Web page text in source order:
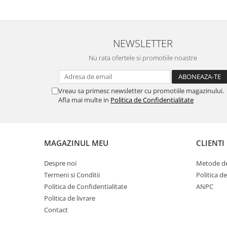
NEWSLETTER
Nu rata ofertele si promotiile noastre
Vreau sa primesc newsletter cu promotiile magazinului.
Afla mai multe in Politica de Confidentialitate
MAGAZINUL MEU
Despre noi
Termeni si Conditii
Politica de Confidentialitate
Politica de livrare
Contact
CLIENTI
Metode
Politica
ANPC